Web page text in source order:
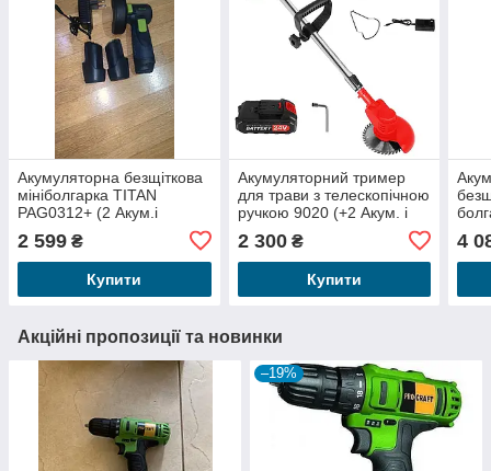
Акумуляторна безщіткова
мініболгарка TITAN
PAG0312+ (2 Акум.і
2 599 ₴
Купити
Акумуляторний тример
для трави з телескопічною
ручкою 9020 (+2 Акум. і
2 300₴
Купити
4
Акційні пропозиції та новинки
–19%